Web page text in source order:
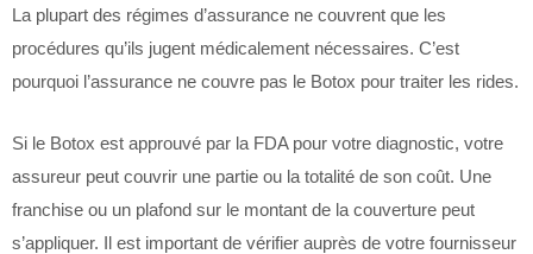
La plupart des régimes d’assurance ne couvrent que les
procédures qu’ils jugent médicalement nécessaires. C’est
pourquoi l’assurance ne couvre pas le Botox pour traiter les rides.
Si le Botox est approuvé par la FDA pour votre diagnostic, votre
assureur peut couvrir une partie ou la totalité de son coût. Une
franchise ou un plafond sur le montant de la couverture peut
s’appliquer. Il est important de vérifier auprès de votre fournisseur